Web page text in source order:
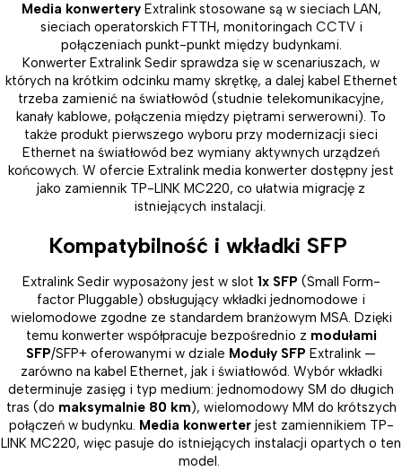
Media konwerteryExtralink stosowane są w sieciach LAN,
sieciach operatorskich FTTH, monitoringach CCTV i
połączeniach punkt-punkt między budynkami.
Konwerter Extralink Sedir sprawdza się w scenariuszach, w
których na krótkim odcinku mamy skrętkę, a dalej kabel Ethernet
trzeba zamienić na światłowód (studnie telekomunikacyjne,
kanały kablowe, połączenia między piętrami serwerowni). To
także produkt pierwszego wyboru przy modernizacji sieci
Ethernet na światłowód bez wymiany aktywnych urządzeń
końcowych. W ofercie Extralink media konwerter dostępny jest
jako zamiennik TP-LINK MC220, co ułatwia migrację z
istniejących instalacji.
Kompatybilność i wkładki SFP
Extralink Sedir wyposażony jest w slot 1x SFP (Small Form-
factor Pluggable) obsługujący wkładki jednomodowe i
wielomodowe zgodne ze standardem branżowym MSA. Dzięki
temu konwerter współpracuje bezpośrednio z modułami
SFP/SFP+ oferowanymi w dziale Moduły SFP Extralink —
zarówno na kabel Ethernet, jak i światłowód. Wybór wkładki
determinuje zasięg i typ medium: jednomodowy SM do długich
tras (do maksymalnie 80 km), wielomodowy MM do krótszych
połączeń w budynku. Media konwerterjest zamiennikiem TP-
LINK MC220, więc pasuje do istniejących instalacji opartych o ten
model.